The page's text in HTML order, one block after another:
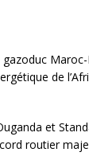
gazoduc
de
et
routier